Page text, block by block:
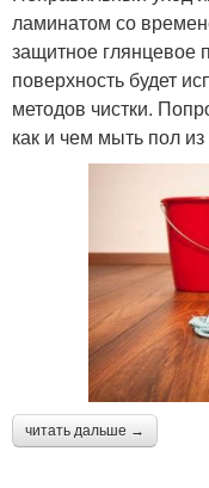
ламинатом со
защитное глянцевое
поверхность будет
методов чистки.
как и чем мыть пол
читать дальше →